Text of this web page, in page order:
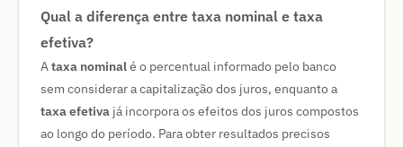
Qual a diferença entre taxa nominal e taxa
efetiva?
Ataxa nominalé o percentual informado pelo banco
sem considerar a capitalização dos juros, enquanto a
taxa efetiva já incorpora os efeitos dos juros compostos
ao longo do período. Para obter resultados precisos